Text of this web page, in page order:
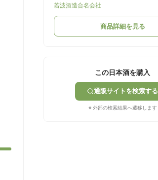
若波酒造合名会社
商品詳細を見る
この日本酒を購入
通販サイトを検索する
※ 外部の検索結果へ遷移します